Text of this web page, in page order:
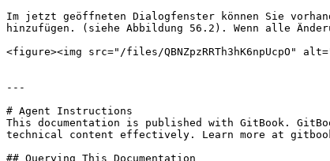
Im jetzt geöffneten Dialogfenster können Sie
hinzufügen. (siehe Abbildung 56.2). Wenn alle
<figure><img src="/files/QBNZpzRRTh3hK6npUcpO"
---
# Agent Instructions
This documentation is published with GitBook.
technical content effectively. Learn more at
## Querying This Documentation